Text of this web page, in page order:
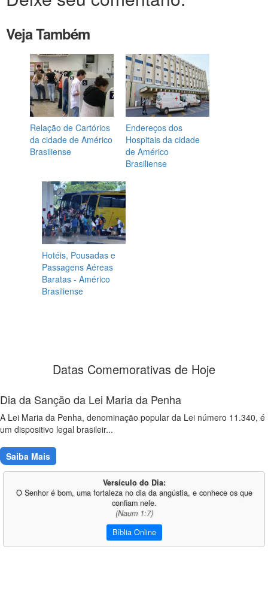
Veja Também
Relação de Cartórios
da cidade de Américo
Brasiliense
Endereços dos
Hospitais da cidade
de Américo
Brasiliense
Hotéis, Pousadas e
Passagens Aéreas
Baratas - Américo
Brasiliense
Datas Comemorativas de Hoje
Dia da Sanção da Lei Maria da Penha
A Lei Maria da Penha, denominação popular da Lei número 11.340, é
um dispositivo legal brasileir...
Saiba Mais
Versículo do Dia:
O Senhor é bom, uma fortaleza no dia da angústia, e conhece os que
confiam nele.
(Naum 1:7)
Bíblia Online